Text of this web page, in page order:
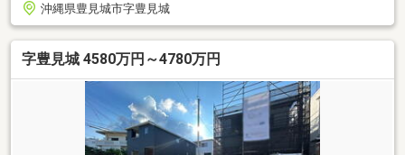
沖縄県豊見城市字豊見城
字豊見城 4580万円～4780万円